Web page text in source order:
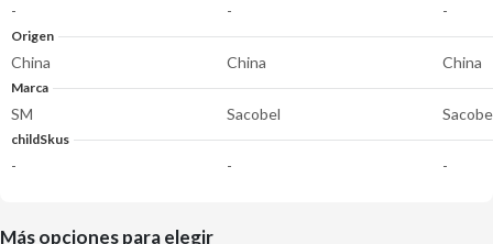
- - -
Origen
China China China
Marca
SM Sacobel
childSkus
- - -
Más opciones para elegir